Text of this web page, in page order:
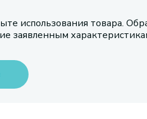
использования товара.
заявленным